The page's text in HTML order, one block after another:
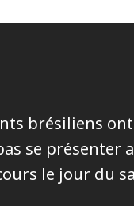
brésiliens
se présenter
le jour du